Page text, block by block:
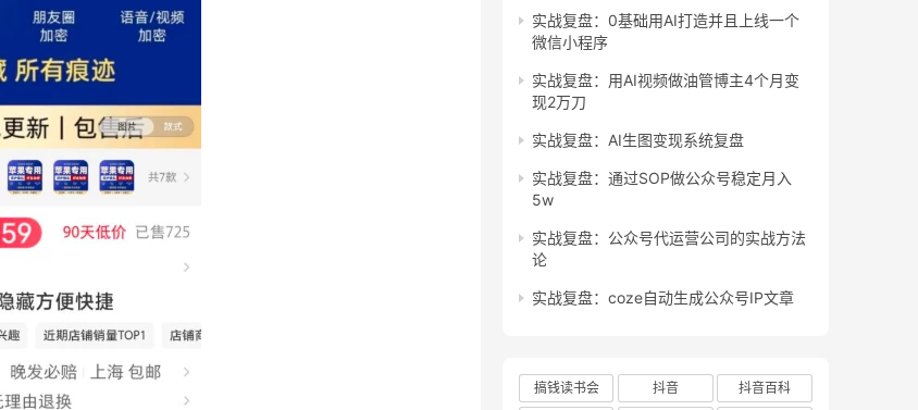
实战复盘：0基础用AI打造并且上线一个
微信小程序
实战复盘：用AI视频做油管博主4个月变
现2万刀
实战复盘：AI生图变现系统复盘
实战复盘：通过SOP做公众号稳定月入
5w
实战复盘：公众号代运营公司的实战方法
论
实战复盘：coze自动生成公众号IP文章
搞钱读书会 抖音
抖音百科